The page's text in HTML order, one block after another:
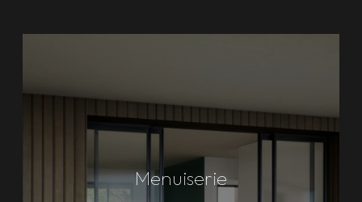
Menuiserie